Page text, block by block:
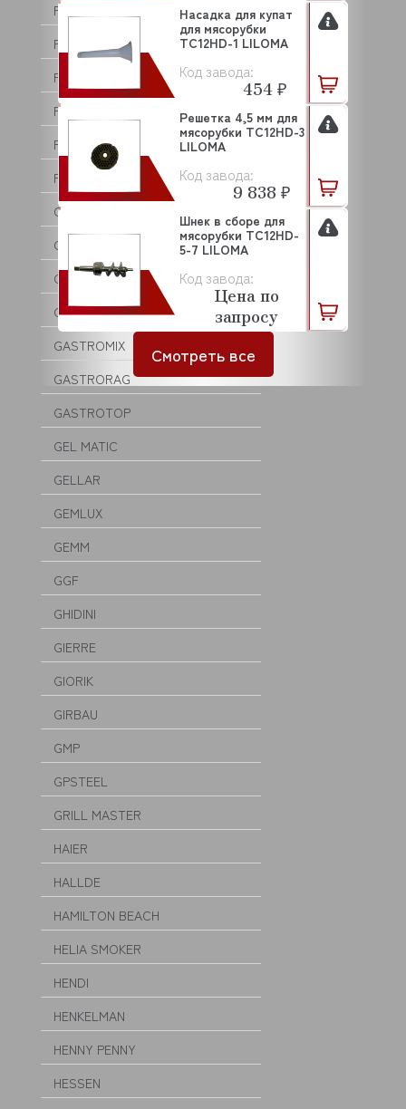
FORCAR
FORNI FIORINI
FRIMONT
FRIULI
FROSTOR
FRXSH
GABINO
GAM
GARBIN
GASTROLUX
GASTROMIX
GASTRORAG
GASTROTOP
GEL MATIC
GELLAR
GEMLUX
GEMM
GGF
GHIDINI
GIERRE
GIORIK
GIRBAU
GMP
GPSTEEL
GRILL MASTER
HAIER
HALLDE
HAMILTON BEACH
HELIA SMOKER
HENDI
HENKELMAN
HENNY PENNY
HESSEN
Код завода:
Насадка для купат
для мясорубки
TC12HD-1 LILOMA
454 ₽
Код завода:
Решетка 4,5 мм для
мясорубки TC12HD-3
LILOMA
9 838 ₽
Код завода:
Шнек в сборе для
мясорубки ТС12HD-
5-7 LILOMA
Цена по
запросу
Смотреть все